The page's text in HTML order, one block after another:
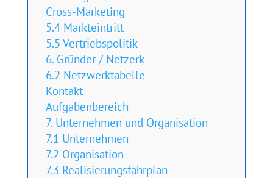
Cross-Marketing
5.4 Markteintritt
5.5 Vertriebspolitik
6. Gründer / Netzerk
6.2 Netzwerktabelle
Kontakt
Aufgabenbereich
7. Unternehmen und Organisation
7.1 Unternehmen
7.2 Organisation
7.3 Realisierungsfahrplan